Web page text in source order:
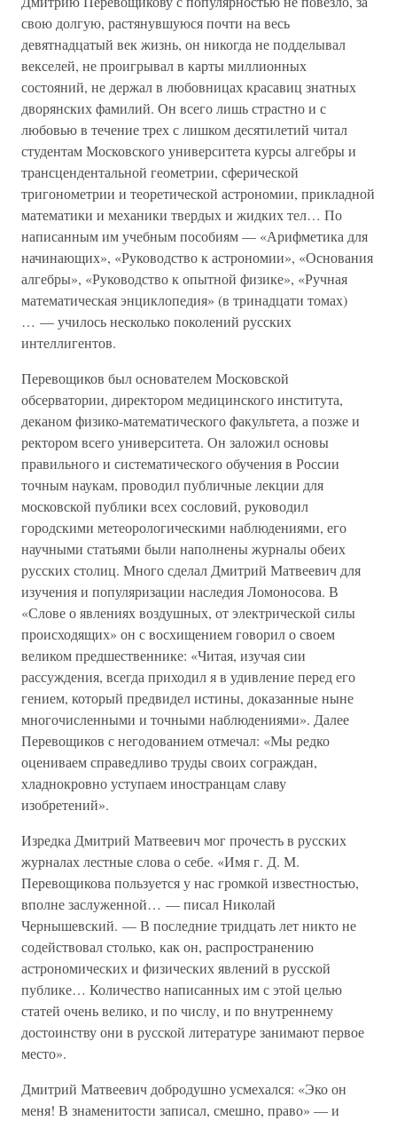
свою долгую, растянувшуюся почти на весь
девятнадцатый век жизнь, он никогда не подделывал
векселей, не проигрывал в карты миллионных
состояний, не держал в любовницах красавиц знатных
дворянских фамилий. Он всего лишь страстно и с
любовью в течение трех с лишком десятилетий читал
студентам Московского университета курсы алгебры и
трансцендентальной геометрии, сферической
тригонометрии и теоретической астрономии, прикладной
математики и механики твердых и жидких тел… По
написанным им учебным пособиям — «Арифметика для
начинающих», «Руководство к астрономии», «Основания
алгебры», «Руководство к опытной физике», «Ручная
математическая энциклопедия» (в тринадцати томах)
… — училось несколько поколений русских
интеллигентов.
Перевощиков был основателем Московской
обсерватории, директором медицинского института,
деканом физико-математического факультета, а позже и
ректором всего университета. Он заложил основы
правильного и систематического обучения в России
точным наукам, проводил публичные лекции для
московской публики всех сословий, руководил
городскими метеорологическими наблюдениями, его
научными статьями были наполнены журналы обеих
русских столиц. Много сделал Дмитрий Матвеевич для
изучения и популяризации наследия Ломоносова. В
«Слове о явлениях воздушных, от электрической силы
происходящих» он с восхищением говорил о своем
великом предшественнике: «Читая, изучая сии
рассуждения, всегда приходил я в удивление перед его
гением, который предвидел истины, доказанные ныне
многочисленными и точными наблюдениями». Далее
Перевощиков с негодованием отмечал: «Мы редко
оцениваем справедливо труды своих сограждан,
хладнокровно уступаем иностранцам славу
изобретений».
Изредка Дмитрий Матвеевич мог прочесть в русских
журналах лестные слова о себе. «Имя г. Д. М.
Перевощикова пользуется у нас громкой известностью,
вполне заслуженной… — писал Николай
Чернышевский. — В последние тридцать лет никто не
содействовал столько, как он, распространению
астрономических и физических явлений в русской
публике… Количество написанных им с этой целью
статей очень велико, и по числу, и по внутреннему
достоинству они в русской литературе занимают первое
место».
Дмитрий Матвеевич добродушно усмехался: «Эко он
меня! В знаменитости записал, смешно, право» — и